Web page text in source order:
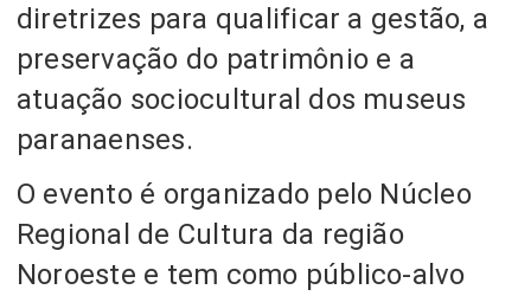
diretrizes para qualificar a gestão, a
preservação do patrimônio e a
atuação sociocultural dos museus
paranaenses.
O evento é organizado pelo Núcleo
Regional de Cultura da região
Noroeste e tem como público-alvo